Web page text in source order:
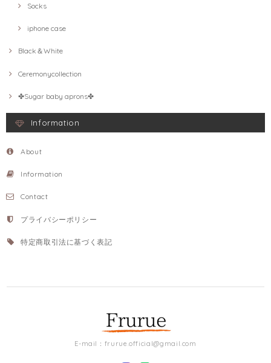
Socks
iphone case
Black＆White
Ceremonycollection
✤Sugar baby aprons✤
Information
About
Information
Contact
プライバシーポリシー
特定商取引法に基づく表記
E-mail： frurue.official@gmail.com